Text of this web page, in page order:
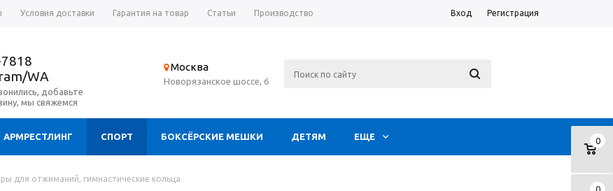
Условия доставки Гарантия на товар Статьи Производство Вход Регистрация
WA
добавьте
мы свяжемся
Москва
Новорязанское шоссе, 6
0
0
АРМРЕСТЛИНГ СПОРТ БОКСЁРСКИЕ МЕШКИ ДЕТЯМ ЕЩЕ
для отжиманий, гимнастические кольца